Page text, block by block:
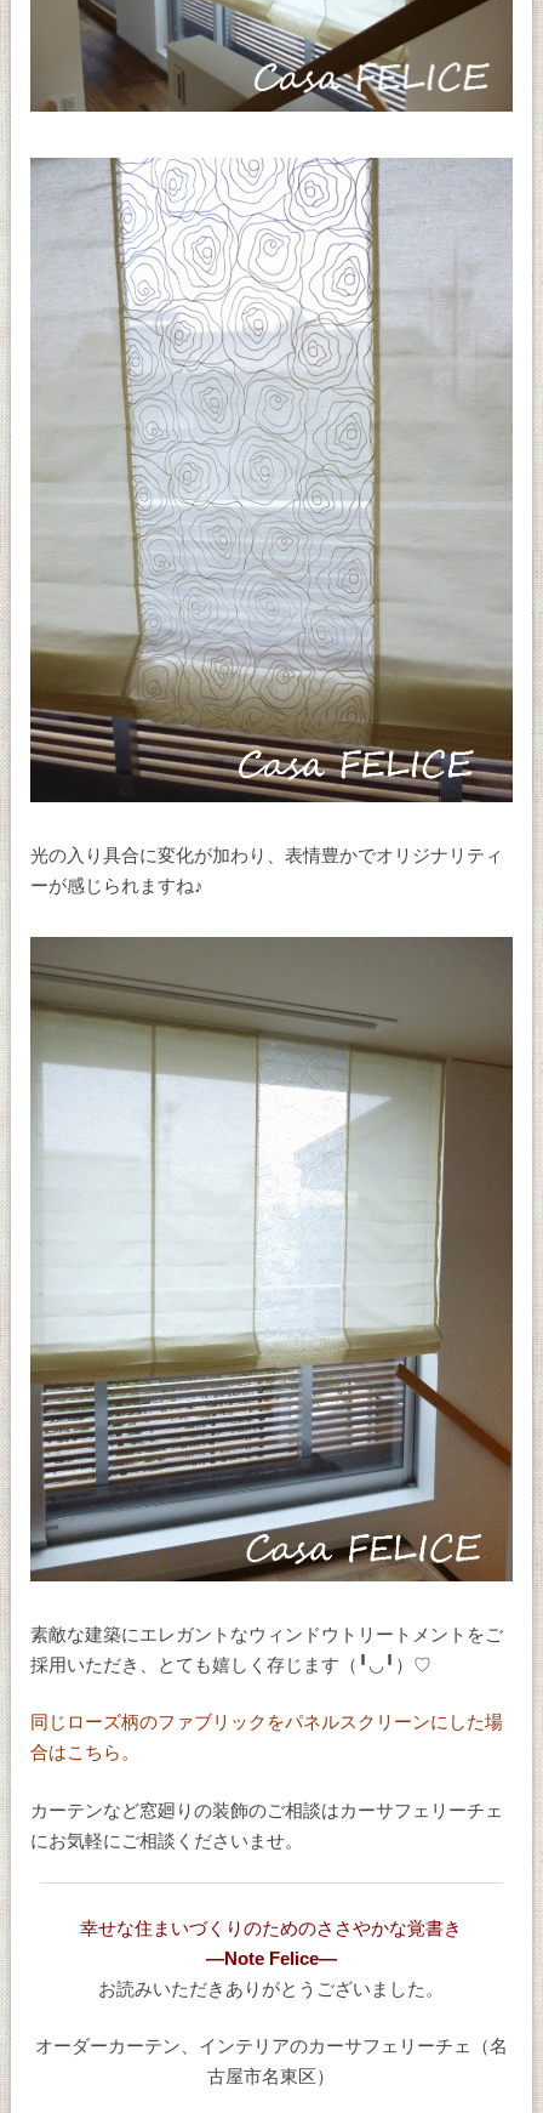
光の入り具合に変化が加わり、表情豊かでオリジナリティ
ーが感じられますね♪
素敵な建築にエレガントなウィンドウトリートメントをご
採用いただき、とても嬉しく存じます（╹◡╹）♡
同じローズ柄のファブリックをパネルスクリーンにした場
合はこちら。
カーテンなど窓廻りの装飾のご相談はカーサフェリーチェ
にお気軽にご相談くださいませ。
幸せな住まいづくりのためのささやかな覚書き
―Note Felice―
お読みいただきありがとうございました。
オーダーカーテン、インテリアのカーサフェリーチェ（名
古屋市名東区）